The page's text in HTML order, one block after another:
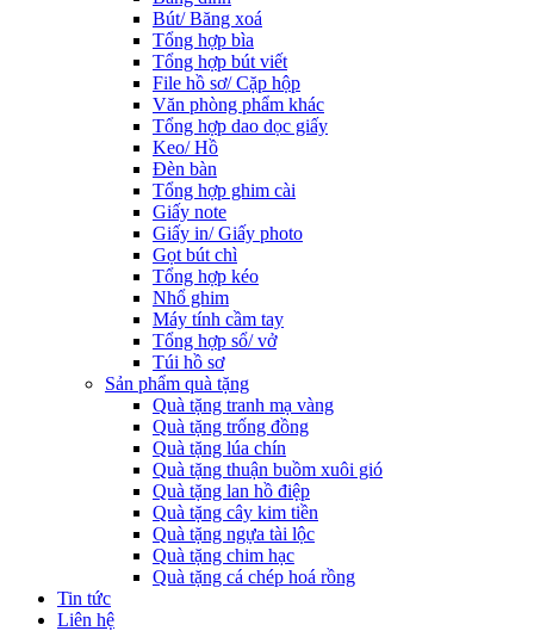
Bút/ Băng xoá
Tổng hợp bìa
Tổng hợp bút viết
File hồ sơ/ Cặp hộp
Văn phòng phẩm khác
Tổng hợp dao dọc giấy
Keo/ Hồ
Đèn bàn
Tổng hợp ghim cài
Giấy note
Giấy in/ Giấy photo
Gọt bút chì
Tổng hợp kéo
Nhổ ghim
Máy tính cầm tay
Tổng hợp sổ/ vở
Túi hồ sơ
Sản phẩm quà tặng
Quà tặng tranh mạ vàng
Quà tặng trống đồng
Quà tặng lúa chín
Quà tặng thuận buồm xuôi gió
Quà tặng lan hồ điệp
Quà tặng cây kim tiền
Quà tặng ngựa tài lộc
Quà tặng chim hạc
Quà tặng cá chép hoá rồng
Tin tức
Liên hệ